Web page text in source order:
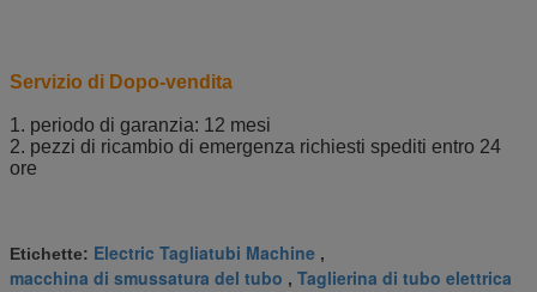
Servizio di Dopo-vendita
1. periodo di garanzia: 12 mesi
2. pezzi di ricambio di emergenza richiesti spediti entro 24
ore
Etichette: Electric Tagliatubi Machine ,
macchina di smussatura del tubo , Taglierina di tubo elettrica